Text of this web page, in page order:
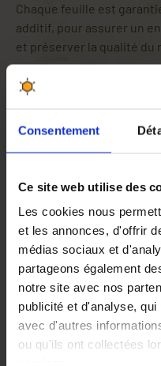
Consentement
Ce site web utilise des
Les cookies nous
et les annonces, d'offrir
médias sociaux et
partageons également
notre site avec nos
publicité et d'analyse,
avec d'autres
ou qu'ils ont collectées
Chaque feuille est
additif, pour assurer un
et préserver la qualité du
Pourquoi choisir ces feuilles de
Lot de 20 feuilles pour
Stimule un
Convient à tous types
À quoi sert une feuille
l'installer sur le cadre ?
Lafeuille de cire gaufrée
d'alvéoles préformésque
de stocker du miel, du
va pondre. Elle se monte
ruche préalablement filé
maintien de la cire ou